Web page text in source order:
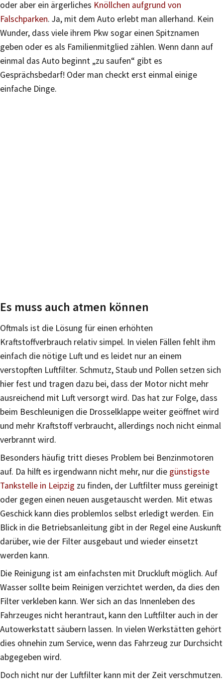
oder aber ein ärgerliches Knöllchen aufgrund von
Falschparken. Ja, mit dem Auto erlebt man allerhand. Kein
Wunder, dass viele ihrem Pkw sogar einen Spitznamen
geben oder es als Familienmitglied zählen. Wenn dann auf
einmal das Auto beginnt „zu saufen“ gibt es
Gesprächsbedarf! Oder man checkt erst einmal einige
einfache Dinge.
Es muss auch atmen können
Oftmals ist die Lösung für einen erhöhten
Kraftstoffverbrauch relativ simpel. In vielen Fällen fehlt ihm
einfach die nötige Luft und es leidet nur an einem
verstopften Luftfilter. Schmutz, Staub und Pollen setzen sich
hier fest und tragen dazu bei, dass der Motor nicht mehr
ausreichend mit Luft versorgt wird. Das hat zur Folge, dass
beim Beschleunigen die Drosselklappe weiter geöffnet wird
und mehr Kraftstoff verbraucht, allerdings noch nicht einmal
verbrannt wird.
Besonders häufig tritt dieses Problem bei Benzinmotoren
auf. Da hilft es irgendwann nicht mehr, nur die günstigste
Tankstelle in Leipzig zu finden, der Luftfilter muss gereinigt
oder gegen einen neuen ausgetauscht werden. Mit etwas
Geschick kann dies problemlos selbst erledigt werden. Ein
Blick in die Betriebsanleitung gibt in der Regel eine Auskunft
darüber, wie der Filter ausgebaut und wieder einsetzt
werden kann.
Die Reinigung ist am einfachsten mit Druckluft möglich. Auf
Wasser sollte beim Reinigen verzichtet werden, da dies den
Filter verkleben kann. Wer sich an das Innenleben des
Fahrzeuges nicht herantraut, kann den Luftfilter auch in der
Autowerkstatt säubern lassen. In vielen Werkstätten gehört
dies ohnehin zum Service, wenn das Fahrzeug zur Durchsicht
abgegeben wird.
Doch nicht nur der Luftfilter kann mit der Zeit verschmutzen.